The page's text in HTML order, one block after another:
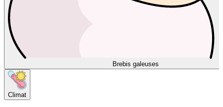
Brebis galeuses
Climat